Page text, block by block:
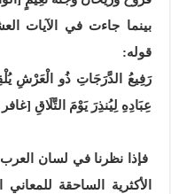
بينما جاءت في الآيات
قوله:
رَفِيعُ الدَّرَجَاتِ ذُو الْعَرْشِ
عِبَادِهِ لِيُنذِرَ يَوْمَ التَّلَاقِ [غافر :
فإذا نظرنا في لسان
الأكثرية الساحقة